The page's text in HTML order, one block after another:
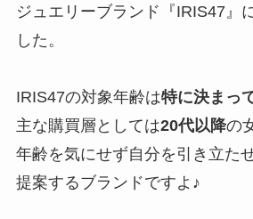
ジュエリーブランド『IRIS47』
した。
IRIS47の対象年齢は特に決まっ
主な購買層としては20代以降の
年齢を気にせず自分を引き立た
提案するブランドですよ♪